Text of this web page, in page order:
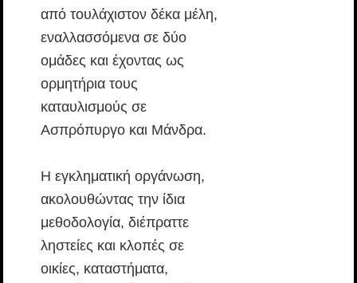
από τουλάχιστον δέκα μέλη,
εναλλασσόμενα σε δύο
ομάδες και έχοντας ως
ορμητήρια τους
καταυλισμούς σε
Ασπρόπυργο και Μάνδρα.
Η εγκληματική οργάνωση,
ακολουθώντας την ίδια
μεθοδολογία, διέπραττε
ληστείες και κλοπές σε
οικίες, καταστήματα,